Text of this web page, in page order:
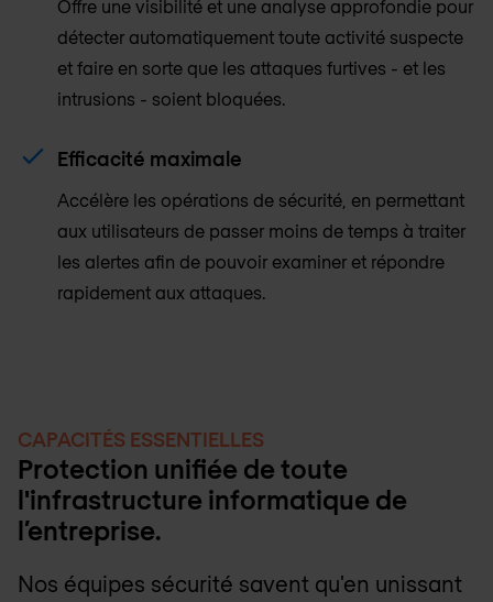
Offre une visibilité et une analyse approfondie pour
détecter automatiquement toute activité suspecte
et faire en sorte que les attaques furtives - et les
intrusions - soient bloquées.
Efficacité maximale
Accélère les opérations de sécurité, en permettant
aux utilisateurs de passer moins de temps à traiter
les alertes afin de pouvoir examiner et répondre
rapidement aux attaques.
CAPACITÉS ESSENTIELLES
Protection unifiée de toute
l'infrastructure informatique de
l’entreprise.
Nos équipes sécurité savent qu'en unissant